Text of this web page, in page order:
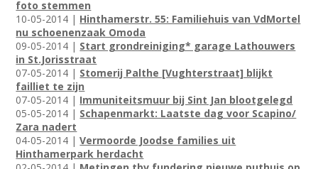
foto stemmen
10-05-2014 | Hinthamerstr. 55: Familiehuis van VdMortel
nu schoenenzaak Omoda
09-05-2014 | Start grondreiniging* garage Lathouwers
in St.Jorisstraat
07-05-2014 | Stomerij Palthe [Vughterstraat] blijkt
failliet te zijn
07-05-2014 | Immuniteitsmuur bij Sint Jan blootgelegd
05-05-2014 | Schapenmarkt: Laatste dag voor Scapino/
Zara nadert
04-05-2014 |Vermoorde Joodse families uit
Hinthamerpark herdacht